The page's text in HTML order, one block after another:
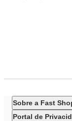
Ventilador de
• 3 velocidades
Sobre a Fast
Portal de